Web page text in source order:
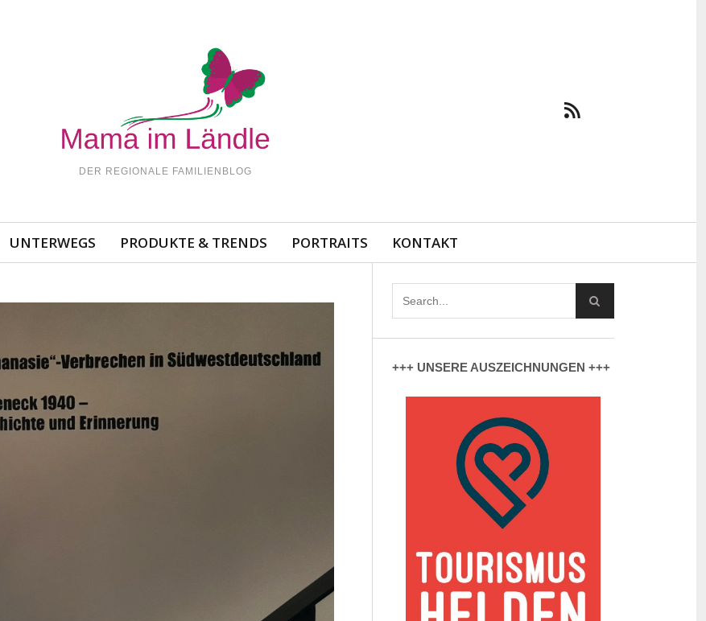
DER REGIONALE FAMILIENBLOG
UNTERWEGS PRODUKTE & TRENDS PORTRAITS KONTAKT
+++ UNSERE AUSZEICHNUNGEN +++